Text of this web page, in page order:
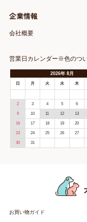
企業情報
会社概要
営業日カレンダー※色のつ
2026年 8月
日 月 火 水 木
2 3 4 5 6
9 10 11 12 13
16 17 18 19 20
23 24 25 26 27
30 31
お買い物ガイド